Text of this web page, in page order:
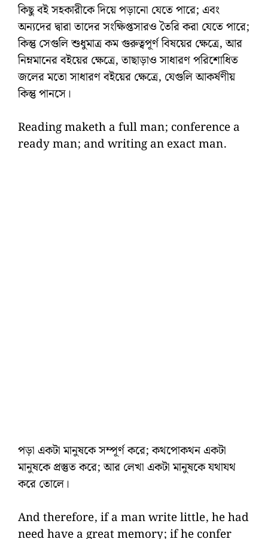
কিছু বই সহকারীকে দিয়ে পড়ানো যেতে পারে; এবং
অন্যদের দ্বারা তাদের সংক্ষিপ্তসারও তৈরি করা যেতে পারে;
কিন্তু সেগুলি শুধুমাত্র কম গুরুত্বপূর্ণ বিষয়ের ক্ষেত্রে, আর
নিম্নমানের বইয়ের ক্ষেত্রে, তাছাড়াও সাধারণ পরিশোধিত
জলের মতো সাধারণ বইয়ের ক্ষেত্রে, যেগুলি আকর্ষণীয়
কিন্তু পানসে।
Reading maketh a full man; conference a
ready man; and writing an exact man.
পড়া একটা মানুষকে সম্পূর্ণ করে; কথপোকথন একটা
মানুষকে প্রস্তুত করে; আর লেখা একটা মানুষকে যথাযথ
করে তোলে।
And therefore, if a man write little, he had
need have a great memory; if he confer